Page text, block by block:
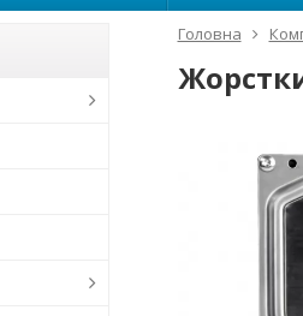
Головна